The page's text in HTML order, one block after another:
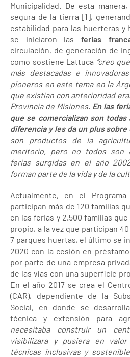
Municipalidad. De esta
segura de la tierra [1],
estabilidad para las huerteras y
se iniciaron lasferias
circulación, de generación de
como sostiene Lattuca “creo
más destacadas e
pioneros en este tema en la
que existían con anterioridad
Provincia de Misiones. En las
que se comercializan son
diferencia y les da un plus sobre
son productos de la
meritorio, pero no todos son
ferias surgidas en el año
forman parte de la vida y de la
Actualmente, en el
participan más de 120 familias
en las ferias y 2.500 familias
propio, a la vez que participan
7 parques huertas, el último se
2020 con la cesión en
por parte de una empresa
de las vías con una superficie
En el año 2017 se crea el
(CAR), dependiente de la
Social, en donde se
técnica y extensión para
necesitaba construir un
visibilizara y pusiera en
técnicas inclusivas y